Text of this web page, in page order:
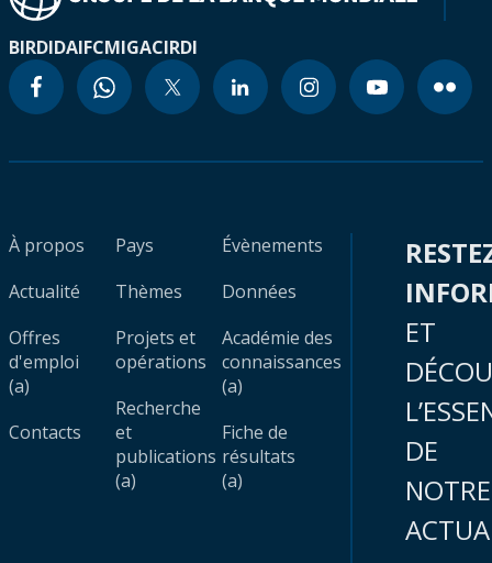
BIRDIDAIFCMIGACIRDI
À propos
Actualité
Offres
d'emploi
(a)
Contacts
Pays
Thèmes
Projets et
opérations
Recherche
et
publications
(a)
Évènements
Données
Académie des
connaissances
(a)
Fiche de
résultats
(a)
ET
DE
NOTRE